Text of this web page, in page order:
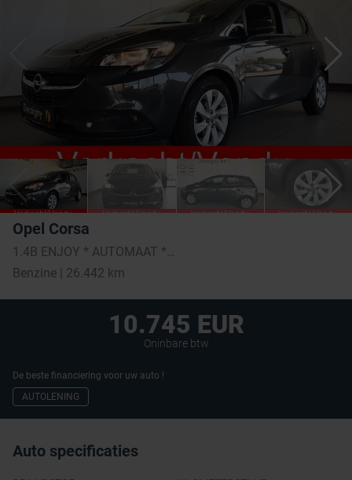
Opel Corsa
Benzine | 26.442 km
10.745 EUR
Oninbare btw
De beste financiering voor uw auto !
AUTOLENING
Auto specificaties